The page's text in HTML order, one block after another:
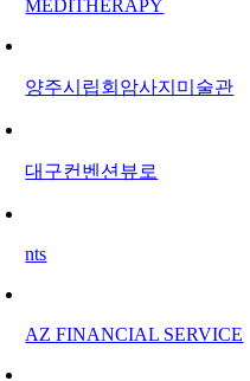
MEDITHERAPY
양주시립회암사지미술관
대구컨벤션뷰로
nts
AZ FINANCIAL SERVICE